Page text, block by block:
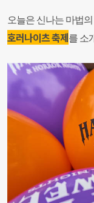
오늘은 신나는 마법
호러나이츠 축제를 소